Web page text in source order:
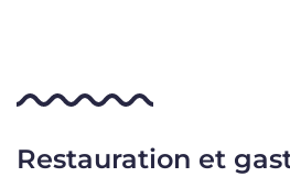
Restauration et